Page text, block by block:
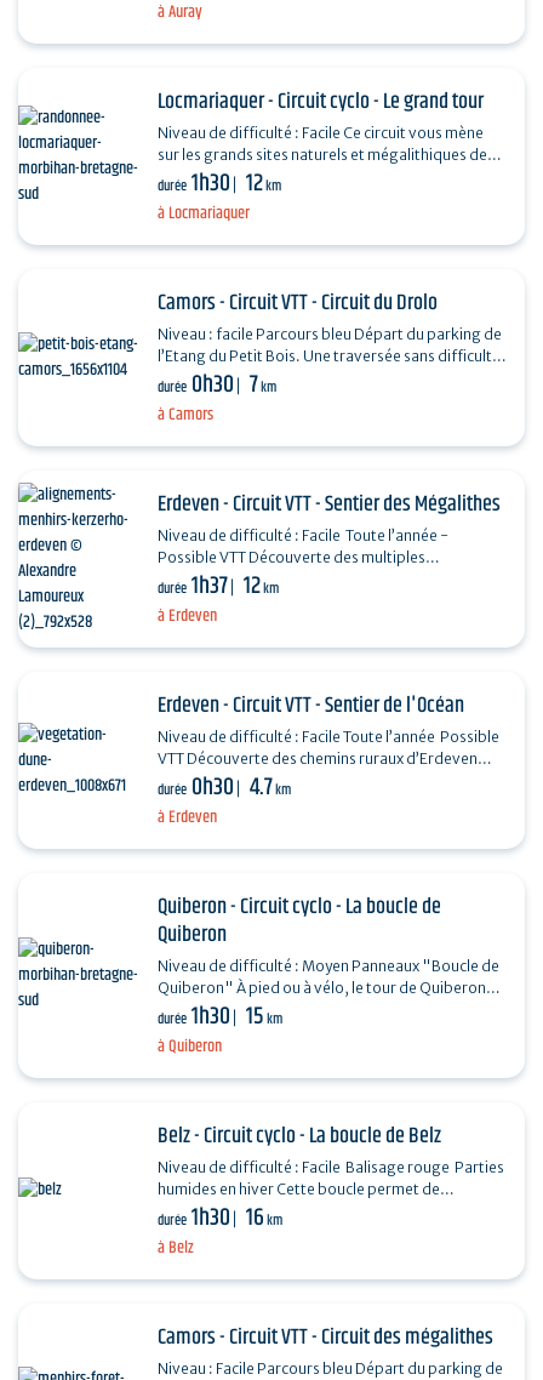
à Auray
à Locmariaquer
Locmariaquer - Circuit cyclo - Le grand tour
Niveau de difficulté : Facile Ce circuit vous mène
sur les grands sites naturels et mégalithiques de
Locmariaquer : le bourg, la Table des Marchands,
durée 1h30 12km
à Camors
Camors - Circuit VTT - Circuit du Drolo
Niveau : facile Parcours bleu Départ du parking de
l’Etang du Petit Bois. Une traversée sans difficulté
sur les chemins de la forêt Domaniale de…
durée 0h30 7km
à Erdeven
Erdeven - Circuit VTT - Sentier des Mégalithes
Niveau de difficulté : Facile Toute l’année -
Possible VTT Découverte des multiples
sites mégalithiques d’Erdeven : Alignements de
menhirs,…
durée 1h37 12km
à Erdeven
Erdeven - Circuit VTT - Sentier de l'Océan
Niveau de difficulté : Facile Toute l’année Possible
VTT Découverte des chemins ruraux d’Erdeven
pour arriver au village et à la plage de…
durée 0h30 4.7km
à Quiberon
Quiberon - Circuit cyclo - La boucle de
Quiberon
Niveau de difficulté : Moyen Panneaux "Boucle de
Quiberon" À pied ou à vélo, le tour de Quiberon
durée 1h30 15km
à Belz
Belz - Circuit cyclo - La boucle de Belz
Niveau de difficulté : Facile Balisage rouge Parties
humides en hiver Cette boucle permet de
découvrir la richesse du paysage rural de la…
durée 1h30 16km
Camors - Circuit VTT - Circuit des mégalithes
Niveau : Facile Parcours bleu Départ du parking de